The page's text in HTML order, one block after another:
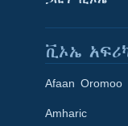
ቪኦኤ
Afaan Oromoo
Amharic